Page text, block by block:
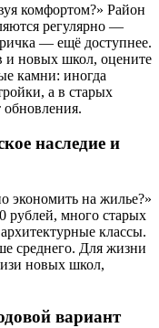
комфортом?» Район
регулярно —
— ещё доступнее.
и новых школ, оцените
камни: иногда
а в старых
наследие и
экономить на жилье?»
рублей, много старых
классы.
среднего. Для жизни
новых школ,
вариант